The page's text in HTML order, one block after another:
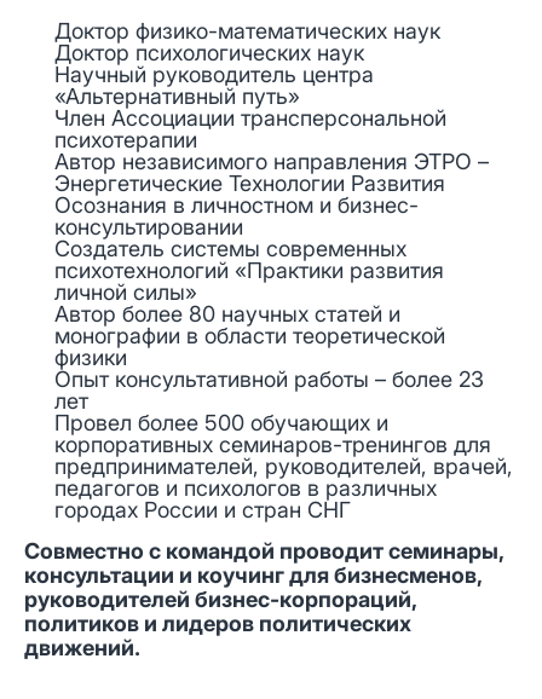
Доктор физико-математических наук
Доктор психологических наук
Научный руководитель центра
«Альтернативный путь»
Член Ассоциации трансперсональной
психотерапии
Автор независимого направления ЭТРО –
Энергетические Технологии Развития
Осознания в личностном и бизнес-
консультировании
Создатель системы современных
психотехнологий «Практики развития
личной силы»
Автор более 80 научных статей и
монографии в области теоретической
физики
Опыт консультативной работы – более 23
лет
Провел более 500 обучающих и
корпоративных семинаров-тренингов для
предпринимателей, руководителей, врачей,
педагогов и психологов в различных
городах России и стран СНГ
Совместно с командой проводит семинары,
консультации и коучинг для бизнесменов,
руководителей бизнес-корпораций,
политиков и лидеров политических
движений.